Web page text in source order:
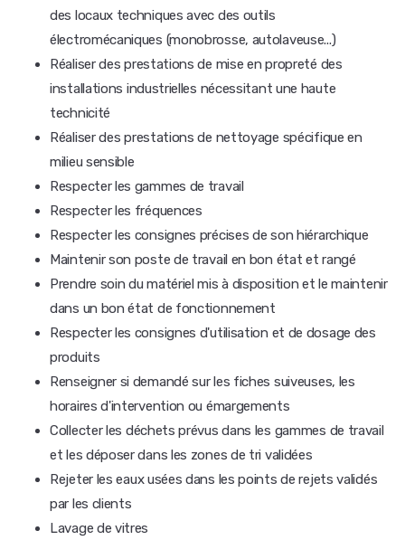
des locaux techniques avec des outils
électromécaniques (monobrosse, autolaveuse...)
Réaliser des prestations de mise en propreté des
installations industrielles nécessitant une haute
technicité
Réaliser des prestations de nettoyage spécifique en
milieu sensible
Respecter les gammes de travail
Respecter les fréquences
Respecter les consignes précises de son hiérarchique
Maintenir son poste de travail en bon état et rangé
Prendre soin du matériel mis à disposition et le maintenir
dans un bon état de fonctionnement
Respecter les consignes d'utilisation et de dosage des
produits
Renseigner si demandé sur les fiches suiveuses, les
horaires d'intervention ou émargements
Collecter les déchets prévus dans les gammes de travail
et les déposer dans les zones de tri validées
Rejeter les eaux usées dans les points de rejets validés
par les clients
Lavage de vitres